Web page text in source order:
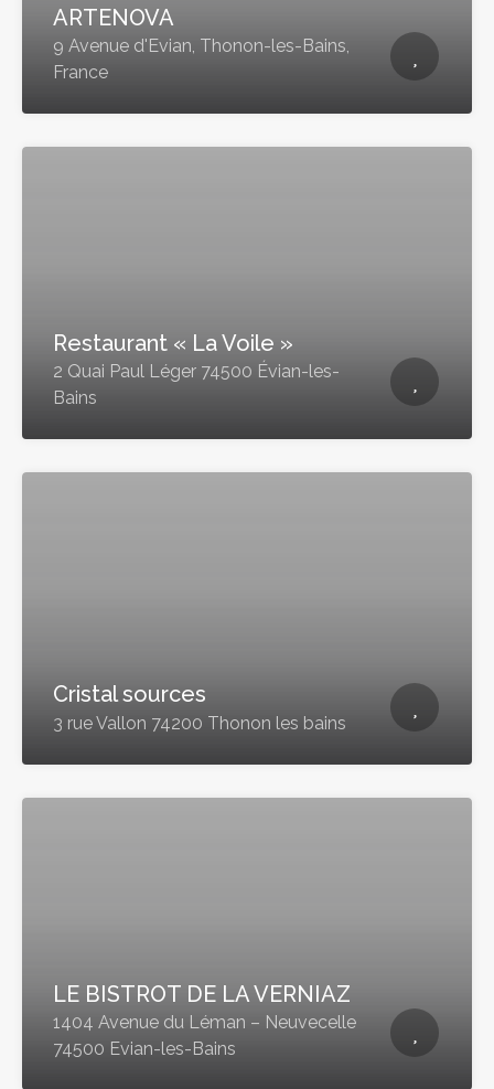
ARTENOVA
9 Avenue d'Evian, Thonon-les-Bains,
France
Restaurant « La Voile »
2 Quai Paul Léger 74500 Évian-les-
Bains
Cristal sources
3 rue Vallon 74200 Thonon les bains
LE BISTROT DE LA VERNIAZ
1404 Avenue du Léman – Neuvecelle
74500 Evian-les-Bains